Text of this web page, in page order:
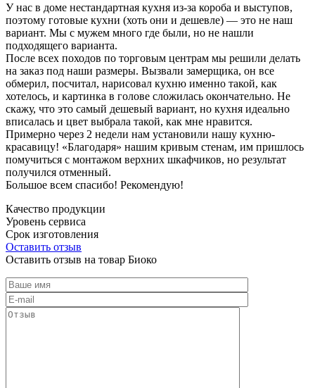
У нас в доме нестандартная кухня из-за короба и выступов,
поэтому готовые кухни (хоть они и дешевле) — это не наш
вариант. Мы с мужем много где были, но не нашли
подходящего варианта.
После всех походов по торговым центрам мы решили делать
на заказ под наши размеры. Вызвали замерщика, он все
обмерил, посчитал, нарисовал кухню именно такой, как
хотелось, и картинка в голове сложилась окончательно. Не
скажу, что это самый дешевый вариант, но кухня идеально
вписалась и цвет выбрала такой, как мне нравится.
Примерно через 2 недели нам установили нашу кухню-
красавицу! «Благодаря» нашим кривым стенам, им пришлось
помучиться с монтажом верхних шкафчиков, но результат
получился отменный.
Большое всем спасибо! Рекомендую!
Качество продукции
Уровень сервиса
Срок изготовления
Оставить отзыв
Оставить отзыв на товар Биоко